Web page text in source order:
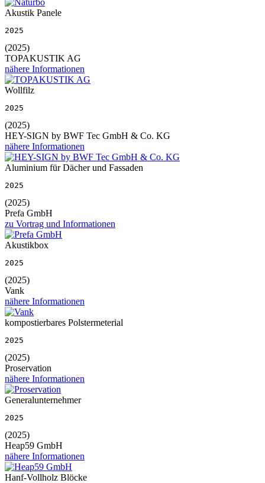
Akustik Panele
2025
(2025)
TOPAKUSTIK AG
nähere Informationen
Wollfilz
2025
(2025)
HEY-SIGN by BWF Tec GmbH & Co. KG
nähere Informationen
Aluminium für Dächer und Fassaden
2025
(2025)
Prefa GmbH
zu Vortrag und Informationen
Akustikbox
2025
(2025)
Vank
nähere Informationen
kompostierbares Polstermeterial
2025
(2025)
Proservation
nähere Informationen
Generalunternehmer
2025
(2025)
Heap59 GmbH
nähere Informationen
Hanf-Vollholz Blöcke